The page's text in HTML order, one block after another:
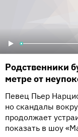
Родственники
метре от
Певец Пьер
но скандалы
продолжает
показать в шоу